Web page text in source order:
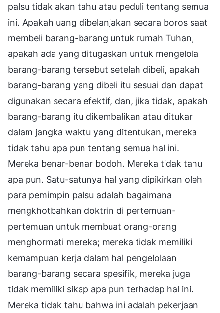
palsu tidak akan tahu atau peduli tentang semua
ini. Apakah uang dibelanjakan secara boros saat
membeli barang-barang untuk rumah Tuhan,
apakah ada yang ditugaskan untuk mengelola
barang-barang tersebut setelah dibeli, apakah
barang-barang yang dibeli itu sesuai dan dapat
digunakan secara efektif, dan, jika tidak, apakah
barang-barang itu dikembalikan atau ditukar
dalam jangka waktu yang ditentukan, mereka
tidak tahu apa pun tentang semua hal ini.
Mereka benar-benar bodoh. Mereka tidak tahu
apa pun. Satu-satunya hal yang dipikirkan oleh
para pemimpin palsu adalah bagaimana
mengkhotbahkan doktrin di pertemuan-
pertemuan untuk membuat orang-orang
menghormati mereka; mereka tidak memiliki
kemampuan kerja dalam hal pengelolaan
barang-barang secara spesifik, mereka juga
tidak memiliki sikap apa pun terhadap hal ini.
Mereka tidak tahu bahwa ini adalah pekerjaan